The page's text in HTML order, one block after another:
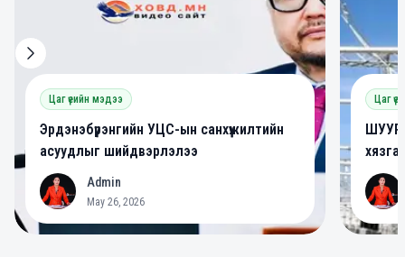
Цаг үеийн мэдээ
Эрдэнэбүрэнгийн УЦС-ын санхүүжилтийн
асуудлыг шийдвэрлэлээ
A Admin
May 26, 2026
Цаг
A